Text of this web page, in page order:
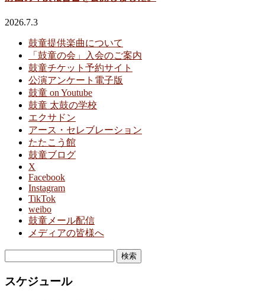
2026.7.3
鼓童提供楽曲について
「鼓童の会」入会のご案内
鼓童チケット予約サイト
公演アンケート電子版
鼓童 on Youtube
鼓童 太鼓の学校
エクサドン
アース・セレブレーション
たたこう館
鼓童ブログ
X
Facebook
Instagram
TikTok
weibo
鼓童メール配信
メディアの皆様へ
スケジュール